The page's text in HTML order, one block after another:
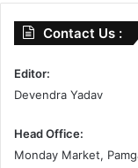
Contact Us :
Editor:
Devendra Yadav
Head Office:
Monday Market,